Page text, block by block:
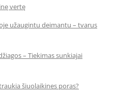
vertę
užaugintu deimantu – tvarus
– Tiekimas sunkiajai
šiuolaikines poras?